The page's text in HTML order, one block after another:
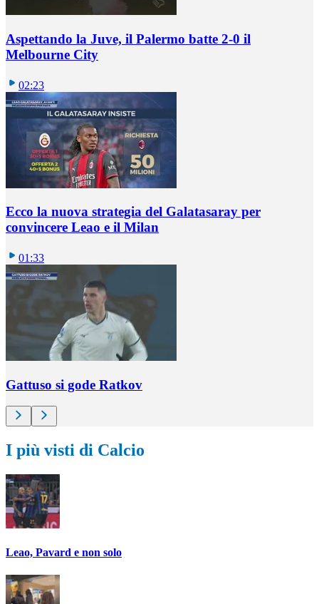
Aspettando la Juve, il Palermo batte 2-0 il
Melbourne City
02:23
Ecco la nuova strategia del Galatasaray per
convincere Leao e il Milan
01:33
Gattuso si gode Ratkov
I più visti di Calcio
Leao, Pavard e non solo